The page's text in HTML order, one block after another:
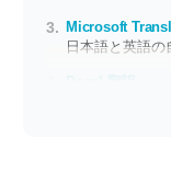
Microsoft
日本語と英語の
翻訳だけでな